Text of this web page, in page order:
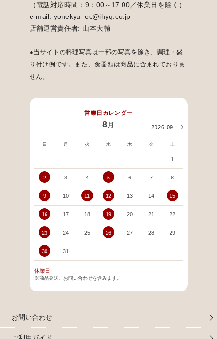
（電話対応時間：9：00～17:00／休業日を除く）
e-mail: yonekyu_ec@ihyq.co.jp
店舗運営責任者: 山本大輔
●当サイトの料理写真は一部の写真を除き、調理・盛
り付け例です。また、食器類は商品に含まれておりま
せん。
営業日カレンダー
8 月 2026.09
日 月 火 水 木 金 土
1
2 3 4 5 6 7 8
9 10 11 12 13 14 15
16 17 18 19 20 21 22
23 24 25 26 27 28 29
30 31
休業日
※商品発送、お問い合わせを含みます。
お問い合わせ
ご利用ガイド